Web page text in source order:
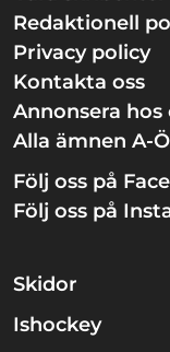
Redaktionell
Privacy policy
Kontakta oss
Annonsera hos
Alla ämnen A-Ö
Följ oss på
Följ oss på
Skidor
Ishockey